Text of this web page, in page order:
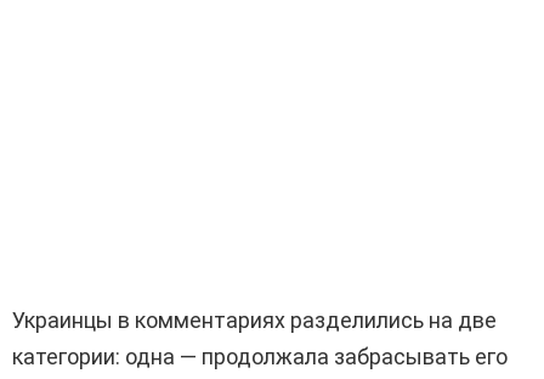
Украинцы в комментариях разделились на две
категории: одна — продолжала забрасывать его